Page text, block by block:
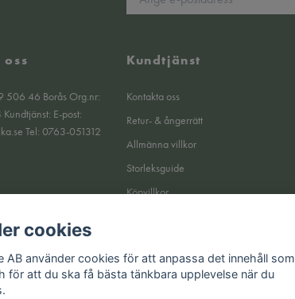
506 46 Borås Org.nr:
E-post:
Tel: 0763-051312
Kundtjänst
Kontakta oss
Retur- & ångerrätt
Allmänna villkor
Storleksguide
Köpvillkor
Returer
cookies
AB använder cookies för att anpassa det innehåll som
för att du ska få bästa tänkbara upplevelse när du